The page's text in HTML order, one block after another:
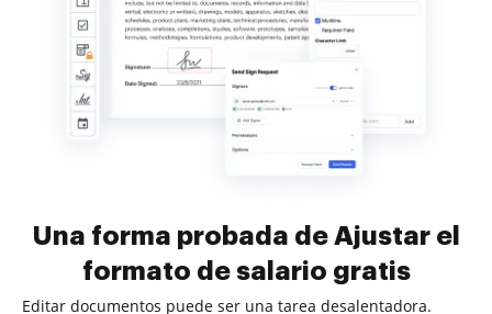
Una forma probada de Ajustar el
formato de salario gratis
Editar documentos puede ser una tarea desalentadora.